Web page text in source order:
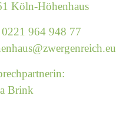
Köln-Höhenhaus
964 948 77
zwergenreich.eu
Brink